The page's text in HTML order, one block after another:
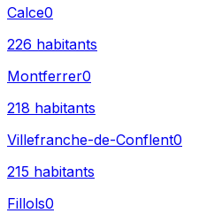
Calce0
226 habitants
Montferrer0
218 habitants
Villefranche-de-Conflent0
215 habitants
Fillols0